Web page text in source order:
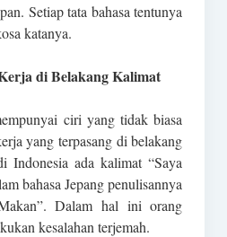
Setiap tata bahasa tentunya
katanya.
di Belakang Kalimat
ciri yang tidak biasa
yang terpasang di belakang
Indonesia ada kalimat “Saya
bahasa Jepang penulisannya
Dalam hal ini orang
kesalahan terjemah.